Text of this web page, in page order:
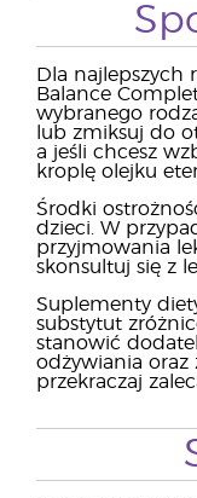
Dla najlepszych
Balance
wybranego
lub zmiksuj do
a jeśli chcesz
kroplę olejku
Środki
dzieci. W
przyjmowania
skonsultuj się z
Suplementy
substytut
stanowić
odżywiania oraz
przekraczaj